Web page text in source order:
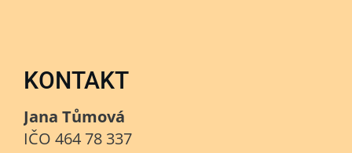
KONTAKT
Jana Tůmová
IČO 464 78 337